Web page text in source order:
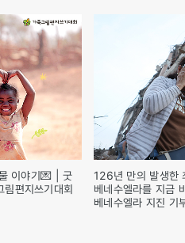
이야기💌 | 굿
림편지쓰기대회
126년 만의 발생한
베네수엘라를 지금
베네수엘라 지진 기